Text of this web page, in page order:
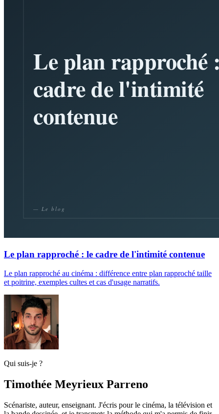
Le plan rapproché : le cadre de l'intimité contenue
Le plan rapproché au cinéma : différence entre plan rapproché taille
et poitrine, exemples cultes et cas d'usage narratifs.
Qui suis-je ?
Timothée Meyrieux Parreno
Scénariste, auteur, enseignant. J'écris pour le cinéma, la télévision et